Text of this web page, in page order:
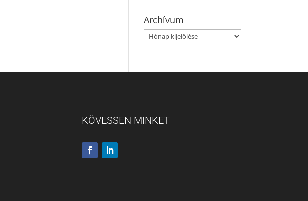
Archívum
Archívum
KÖVESSEN MINKET